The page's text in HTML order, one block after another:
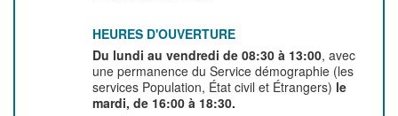
HEURES D'OUVERTURE
Du lundi au vendredi de 08:30 à 13:00, avec
une permanence du Service démographie (les
services Population, État civil et Étrangers) le
mardi, de 16:00 à 18:30.